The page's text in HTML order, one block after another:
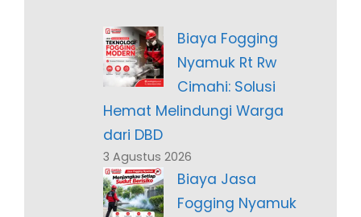
Biaya Fogging
Nyamuk Rt Rw
Cimahi: Solusi
Hemat Melindungi Warga
dari DBD
3 Agustus 2026
Biaya Jasa
Fogging Nyamuk